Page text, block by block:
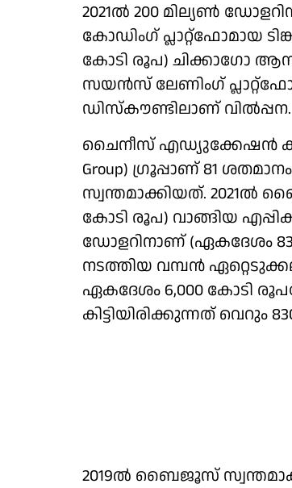
2021ല്‍ 200 മില്യണ്‍
കോഡിംഗ് പ്ലാറ്റ്‌ഫോമായ
കോടി രൂപ) ചിക്കാഗോ
സയന്‍സ് ലേണിംഗ്
ഡിസ്‌കൗണ്ടിലാണ് വില്‍പ്പന.
ചൈനീസ് എഡ്യുക്കേഷന്‍
Group) ഗ്രൂപ്പാണ് 81
സ്വന്തമാക്കിയത്. 2021ല്‍
കോടി രൂപ) വാങ്ങിയ
ഡോളറിനാണ് (ഏകദേശം
നടത്തിയ വമ്പന്‍
ഏകദേശം 6,000 കോടി
കിട്ടിയിരിക്കുന്നത് വെറും
2019ല്‍ ബൈജൂസ്